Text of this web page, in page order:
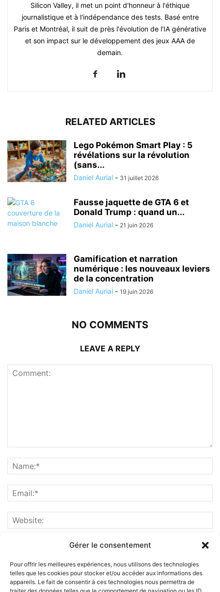
Gérer le consentement
Pour offrir les meilleures expériences, nous utilisons des technologies
telles que les cookies pour stocker et/ou accéder aux informations des
appareils. Le fait de consentir à ces technologies nous permettra de
Silicon Valley, il met un point d'honneur à l'éthique
journalistique et à l'indépendance des tests. Basé entre
Paris et Montréal, il suit de près l'évolution de l'IA générative
et son impact sur le développement des jeux AAA de
demain.
RELATED ARTICLES
Lego Pokémon Smart Play : 5
révélations sur la révolution
(sans...
Daniel Aurial - 31 juillet 2026
Fausse jaquette de GTA 6 et
Donald Trump : quand un...
Daniel Aurial - 21 juin 2026
Gamification et narration
numérique : les nouveaux leviers
de la concentration
Daniel Aurial - 19 juin 2026
NO COMMENTS
LEAVE A REPLY